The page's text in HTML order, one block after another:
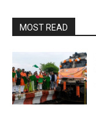
MOST READ